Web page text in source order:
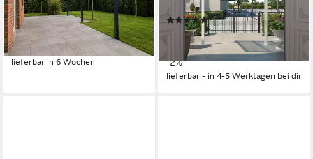
Barcelona Anthrazit mit Glas,
BxT: 305x200 cm
ab 1.963,99 €
57,02 €
mtl. in 48 Raten
lieferbar in 6 Wochen
BxT: 230x230 cm
(6)
683,95 € UVP699,00 €
19,86 €mtl. in 48 Raten
-2%
lieferbar - in 4-5 Werktagen bei dir